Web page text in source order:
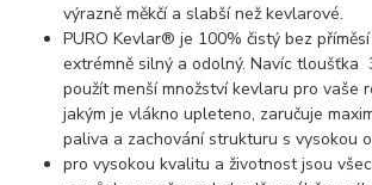
výrazně měkčí a slabší než kevlarové.
PURO Kevlar® je 100% čistý bez
extrémně silný a odolný. Navíc tloušťka
použít menší množství kevlaru pro vaše
jakým je vlákno upleteno, zaručuje
paliva a zachování strukturu s vysokou
pro vysokou kvalitu a životnost jsou